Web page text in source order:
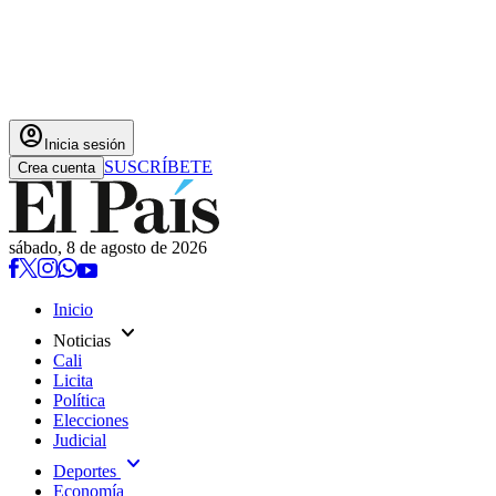
account_circle Inicia sesión
Crea cuenta SUSCRÍBETE
sábado, 8 de agosto de 2026
Inicio
Noticias expand_more
Cali
Licita
Política
Elecciones
Judicial
Deportes expand_more
Economía